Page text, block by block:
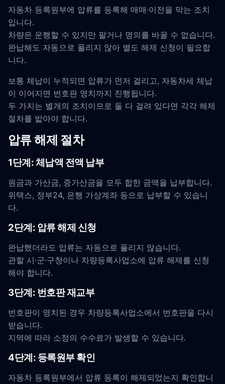
자동차 등록원부에 압류를 등록해 매매·이전을 막는 조치
입니다.
차량은 운행할 수 있지만 팔거나 명의를 바꿀 수 없습니다.
완납해도 자동으로 풀리지 않아 별도 해제 신청이 필요합
니다.
보통 체납이 누적되면 압류가 먼저 걸리고, 자동차세 체납
이 이어지면 번호판 영치까지 진행됩니다.
두 가지는 별개의 조치이므로 둘 다 걸려 있다면 각각 해제
절차를 밟아야 합니다.
압류 해제 절차
1단계: 체납액 전액 납부
원금과 가산금, 중가산금을 모두 합한 금액을 납부합니다.
위택스, 정부24, 은행 가상계좌 등으로 납부할 수 있습니
다.
2단계: 압류 해제 신청
완납했더라도 압류는 자동으로 풀리지 않습니다.
관할 시·군·구청이나 차량등록사업소에 압류 해제를 신청
해야 합니다.
3단계: 번호판 재교부
번호판이 영치된 경우 차량등록사업소에서 번호판을 다시
받습니다.
지역에 따라 소정의 수수료가 발생할 수 있습니다.
4단계: 등록원부 확인
자동차 등록원부에서 압류 등록이 해제되었는지 확인합니